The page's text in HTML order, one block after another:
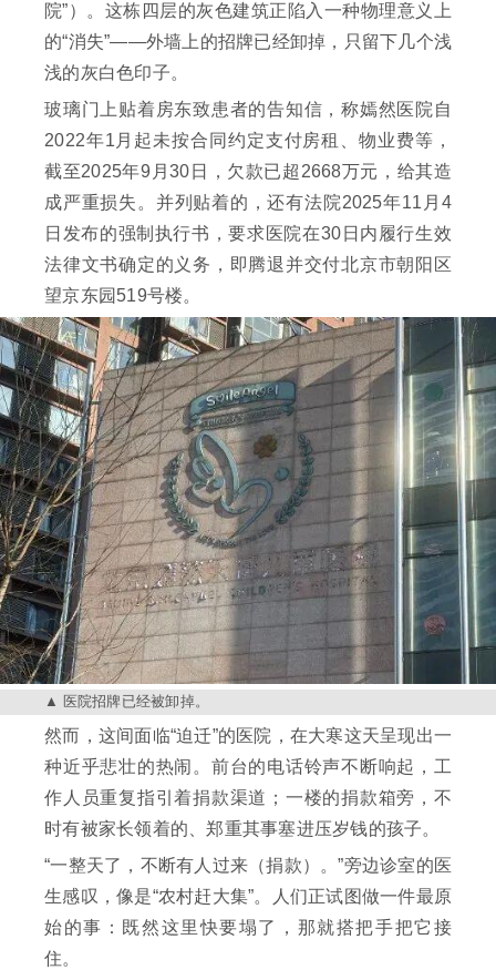
院”）。这栋四层的灰色建筑正陷入一种物理意义上
的“消失”——外墙上的招牌已经卸掉，只留下几个浅
浅的灰白色印子。
玻璃门上贴着房东致患者的告知信，称嫣然医院自
2022年1月起未按合同约定支付房租、物业费等，
截至2025年9月30日，欠款已超2668万元，给其造
成严重损失。并列贴着的，还有法院2025年11月4
日发布的强制执行书，要求医院在30日内履行生效
法律文书确定的义务，即腾退并交付北京市朝阳区
望京东园519号楼。
医院招牌已经被卸掉。
然而，这间面临“迫迁”的医院，在大寒这天呈现出一
种近乎悲壮的热闹。前台的电话铃声不断响起，工
作人员重复指引着捐款渠道；一楼的捐款箱旁，不
时有被家长领着的、郑重其事塞进压岁钱的孩子。
“一整天了，不断有人过来（捐款）。”旁边诊室的医
生感叹，像是“农村赶大集”。人们正试图做一件最原
始的事：既然这里快要塌了，那就搭把手把它接
住。